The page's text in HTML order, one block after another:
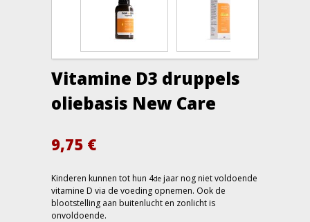
Vitamine D3 druppels
oliebasis New Care
9,75 €
Kinderen kunnen tot hun 4de jaar nog niet voldoende
vitamine D via de voeding opnemen. Ook de
blootstelling aan buitenlucht en zonlicht is
onvoldoende.